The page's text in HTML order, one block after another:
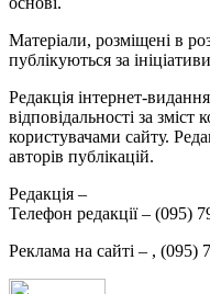
Матеріали, розміщені в
публікуються за
Редакція інтернет-
відповідальності за
користувачами сайту.
авторів публікацій.
Редакція –
Телефон редакції – (095)
Реклама на сайті – , (095)